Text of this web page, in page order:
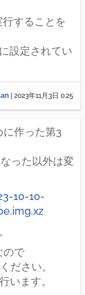
することを
設定されてい
2023年11月3日 0:25
に作った第3
った以外は変
10-10-
ので
ださい。
います。